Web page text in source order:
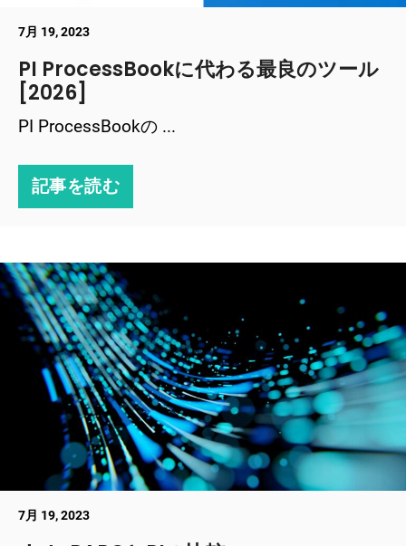
7月 19, 2023
PI ProcessBookに代わる最良のツール
[2026]
PI ProcessBookの ...
記事を読む
7月 19, 2023